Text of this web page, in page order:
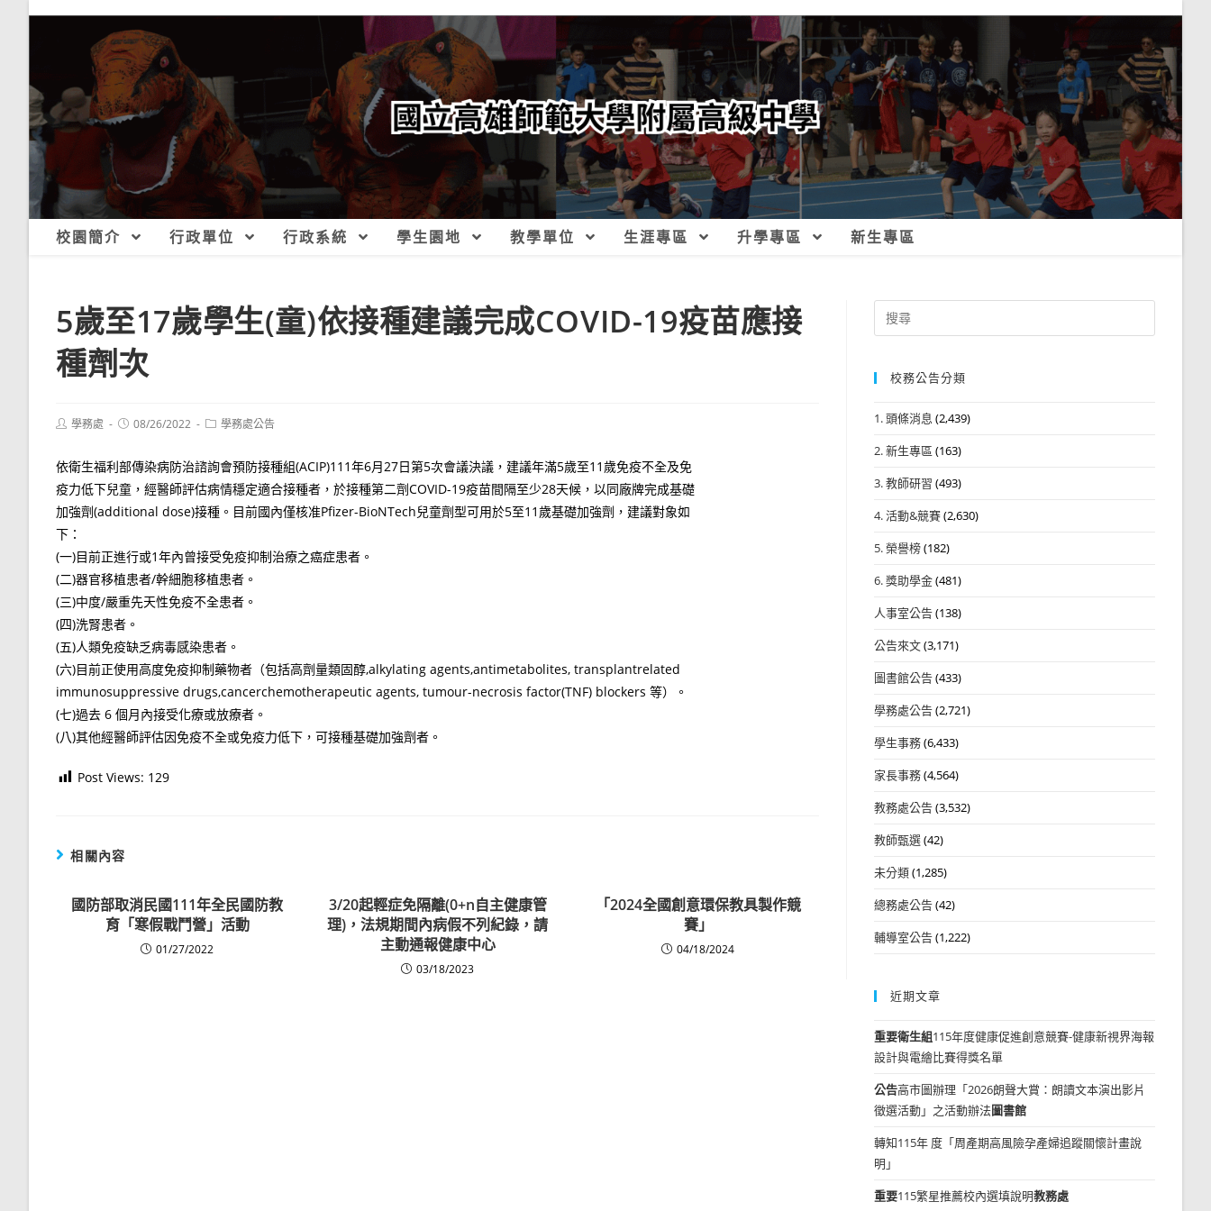
校園簡介 行政單位 行政系統 學生園地 教學單位 生涯專區 升學專區 新生專區
5歲至17歲學生(童)依接種建議完成COVID-19疫苗應接
種劑次
Post學務處
Post08/26/2022
Post學務處公告
依衛生福利部傳染病防治諮詢會預防接種組(ACIP)111年6月27日第5次會議決議，建議年滿5歲至11歲免疫不全及免
疫力低下兒童，經醫師評估病情穩定適合接種者，於接種第二劑COVID-19疫苗間隔至少28天候，以同廠牌完成基礎
加強劑(additional dose)接種。目前國內僅核准Pfizer-BioNTech兒童劑型可用於5至11歲基礎加強劑，建議對象如
下：
(一)目前正進行或1年內曾接受免疫抑制治療之癌症患者。
(二)器官移植患者/幹細胞移植患者。
(三)中度/嚴重先天性免疫不全患者。
(四)洗腎患者。
(五)人類免疫缺乏病毒感染患者。
(六)目前正使用高度免疫抑制藥物者（包括高劑量類固醇,alkylating agents,antimetabolites, transplantrelated
immunosuppressive drugs,cancerchemotherapeutic agents, tumour-necrosis factor(TNF) blockers 等）。
(七)過去 6 個月內接受化療或放療者。
(八)其他經醫師評估因免疫不全或免疫力低下，可接種基礎加強劑者。
Post Views: 129
相關內容
國防部取消民國111年全民國防教
育「寒假戰鬥營」活動
01/27/2022
3/20起輕症免隔離(0+n自主健康管
理)，法規期間內病假不列紀錄，請
主動通報健康中心
03/18/2023
「2024全國創意環保教具製作競
賽」
04/18/2024
Search
for:
校務公告分類
1. 頭條消息 (2,439)
2. 新生專區 (163)
3. 教師研習 (493)
4. 活動&競賽(2,630)
5. 榮譽榜(182)
6. 獎助學金(481)
人事室公告(138)
公告來文(3,171)
圖書館公告(433)
學務處公告(2,721)
學生事務(6,433)
家長事務(4,564)
教務處公告(3,532)
教師甄選(42)
未分類(1,285)
總務處公告(42)
輔導室公告(1,222)
近期文章
重要衛生組115年度健康促進創意競賽-健康新視界海報
設計與電繪比賽得獎名單
公告高市圖辦理「2026朗聲大賞：朗讀文本演出影片
徵選活動」之活動辦法圖書館
轉知115年 度「周產期高風險孕產婦追蹤關懷計畫說
明」
重要115繁星推薦校內選填說明教務處